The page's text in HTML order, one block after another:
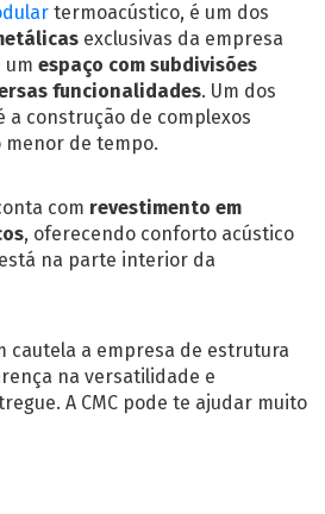
termoacústico, é um dos
exclusivas da empresa
um espaço com subdivisões
funcionalidades. Um dos
a construção de complexos
menor de tempo.
com revestimento em
, oferecendo conforto acústico
na parte interior da
cautela a empresa de estrutura
na versatilidade e
A CMC pode te ajudar muito